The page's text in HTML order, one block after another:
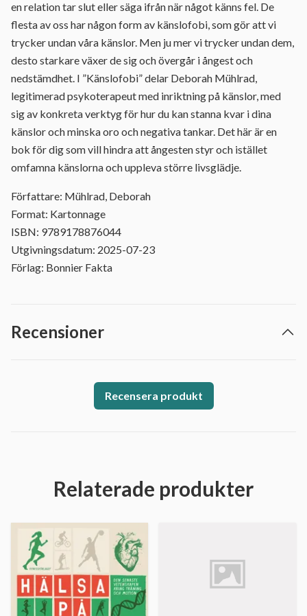
en relation tar slut eller säga ifrån när något känns fel. De
flesta av oss har någon form av känslofobi, som gör att vi
trycker undan våra känslor. Men ju mer vi trycker undan dem,
desto starkare växer de sig och övergår i ångest och
nedstämdhet. I ”Känslofobi” delar Deborah Mühlrad,
legitimerad psykoterapeut med inriktning på känslor, med
sig av konkreta verktyg för hur du kan stanna kvar i dina
känslor och minska oro och negativa tankar. Det här är en
bok för dig som vill hindra att ångesten styr och istället
omfamna känslorna och uppleva större livsglädje.
Författare: Mühlrad, Deborah
Format: Kartonnage
ISBN: 9789178876044
Utgivningsdatum: 2025-07-23
Förlag: Bonnier Fakta
Recensioner
Recensera produkt
Relaterade produkter